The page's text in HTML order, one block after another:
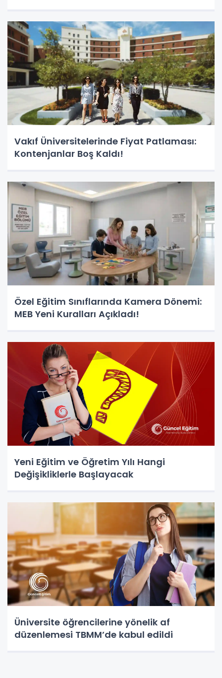
Vakıf Üniversitelerinde Fiyat Patlaması:
Kontenjanlar Boş Kaldı!
Özel Eğitim Sınıflarında Kamera Dönemi:
MEB Yeni Kuralları Açıkladı!
Yeni Eğitim ve Öğretim Yılı Hangi
Değişikliklerle Başlayacak
Üniversite öğrencilerine yönelik af
düzenlemesi TBMM’de kabul edildi